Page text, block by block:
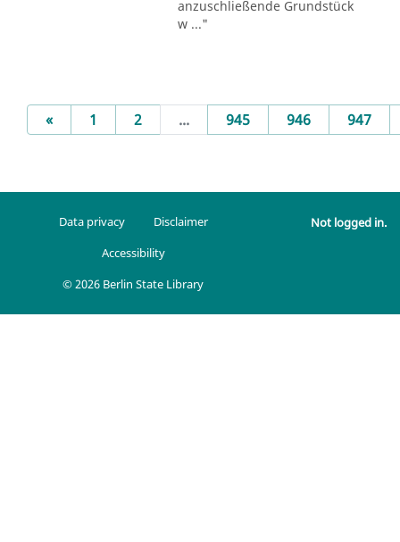
anzuschließende Grundstück
w ..."
«Previous
1 2 ... 945 946 947
Data privacy
Disclaimer
Accessibility
© 2026 Berlin State Library
Not logged in.